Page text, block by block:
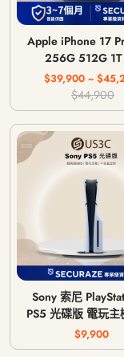
Apple iPhone 17
256G 512G 1T
$39,900 ~
$44,900
Sony 索尼
PS5 光碟版 電玩主
主機 CFI-1018A /
1118A / CFI-
$9,900